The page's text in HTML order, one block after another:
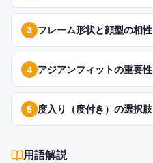
3 フレーム形状と顔型の相性
4 アジアンフィットの重要性
5 度入り（度付き）の選択肢
用語解説